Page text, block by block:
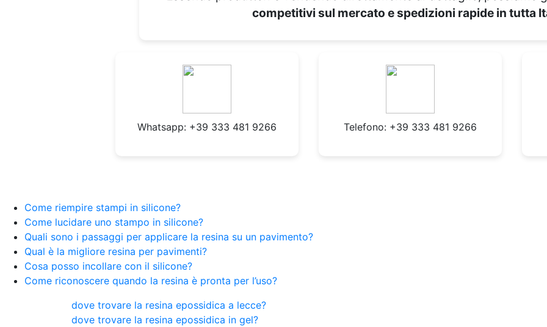
competitivi sul mercato e spedizioni rapide in tutta
Whatsapp: +39 333 481 9266 Telefono: +39 333 481 9266
Come riempire stampi in silicone?
Come lucidare uno stampo in silicone?
Quali sono i passaggi per applicare la resina su un pavimento?
Qual è la migliore resina per pavimenti?
Cosa posso incollare con il silicone?
Come riconoscere quando la resina è pronta per l’uso?
dove trovare la resina epossidica a lecce?
dove trovare la resina epossidica in gel?